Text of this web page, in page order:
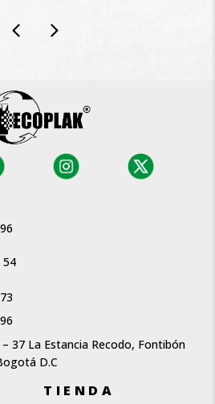
54
37 La Estancia Recodo, Fontibón
D.C
TIENDA